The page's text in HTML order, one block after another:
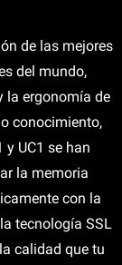
de las mejores
del mundo,
la ergonomía de
conocimiento,
y UC1 se han
la memoria
con la
tecnología SSL
calidad que tu